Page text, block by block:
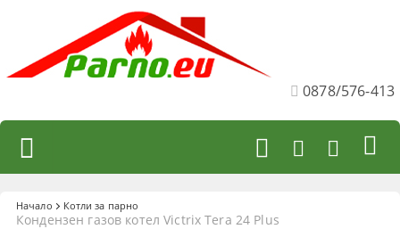
0878/576-413
Начало Котли за парно
Кондензен газов котел Victrix Tera 24 Plus